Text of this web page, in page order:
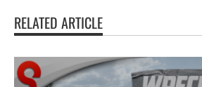
RELATED ARTICLE